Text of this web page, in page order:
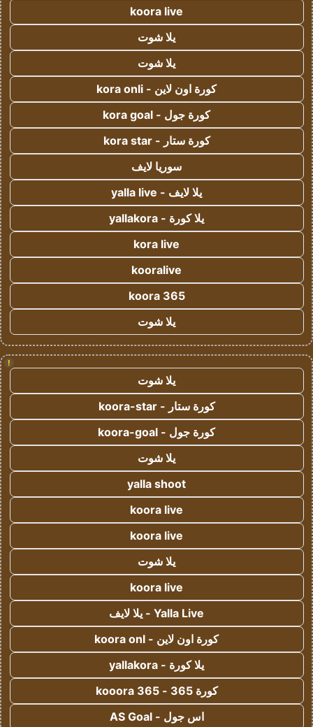
koora live
يلا شوت
يلا شوت
كورة اون لاين - kora onli
كورة جول - kora goal
كورة ستار - kora star
سوريا لايف
يلا لايف - yalla live
يلا كورة - yallakora
kora live
kooralive
koora 365
يلا شوت
!
يلا شوت
كورة ستار - koora-star
كورة جول - koora-goal
يلا شوت
yalla shoot
koora live
koora live
يلا شوت
koora live
Yalla Live - يلا لايف
كورة اون لاين - koora onl
يلا كورة - yallakora
كورة 365 - kooora 365
اس جول - AS Goal